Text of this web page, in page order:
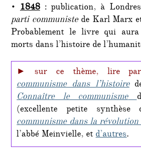
•1848 : publication, à
parti communistede Karl Marx
Probablement le livre qui
morts dans l’histoire de
► sur ce thème, lire
communisme dans l’histoire
Connaître le communisme
(excellente petite
communisme dans la
l’abbé Meinvielle, etd’autres.